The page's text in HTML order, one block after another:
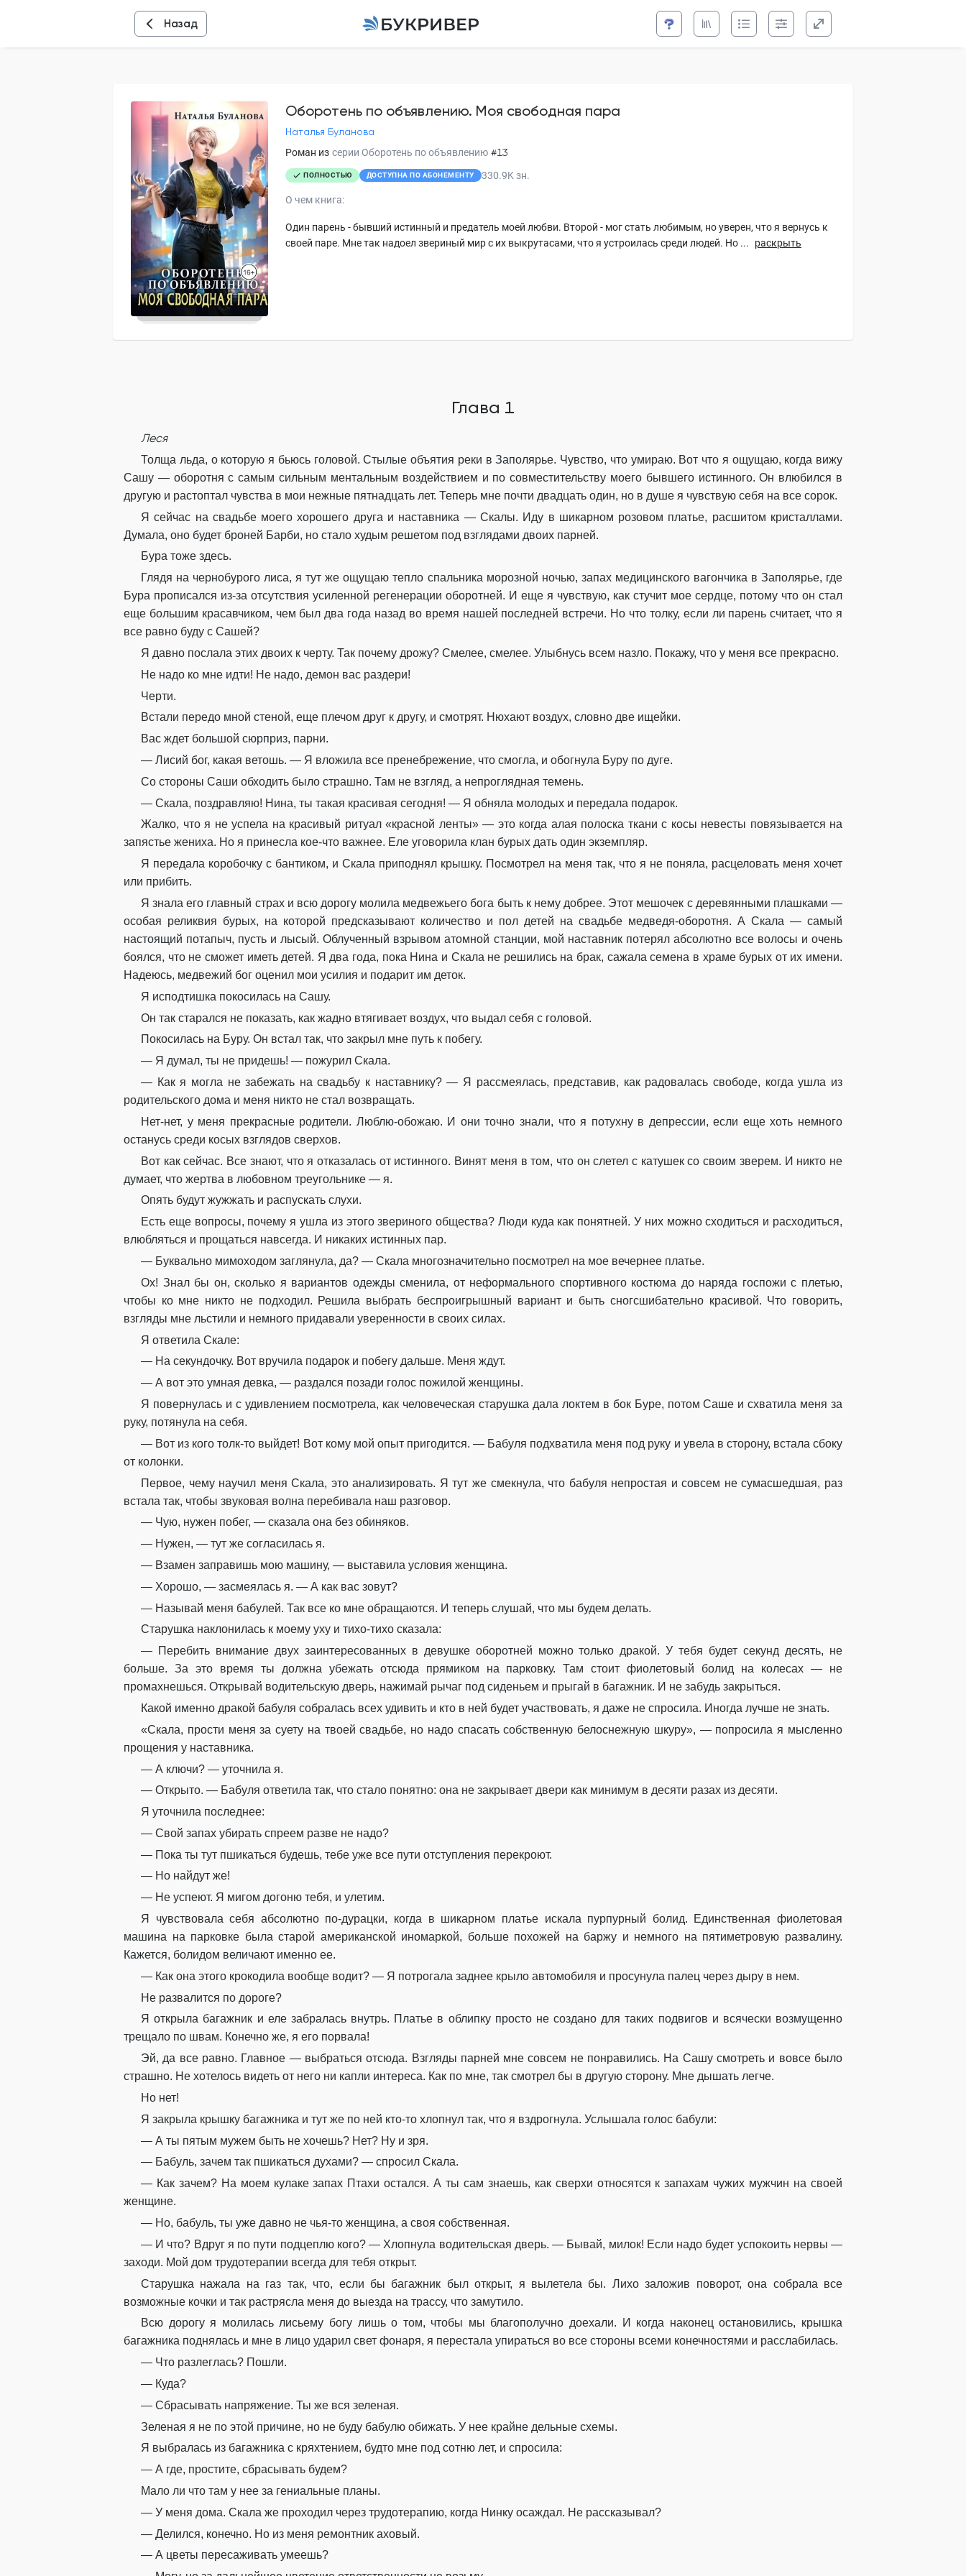
Назад
Глава 12
Глава 13
Глава 14
Глава 16
Эпилог
Оборотень по объявлению. Моя свободная пара
Наталья Буланова
Роман из серии Оборотень по объявлению #13
ПОЛНОСТЬЮ ДОСТУПНА ПО АБОНЕМЕНТУ 330.9K зн.
О чем книга:
Один парень - бывший истинный и предатель моей любви. Второй - мог стать любимым, но уверен, что я вернусь к
своей паре. Мне так надоел звериный мир с их выкрутасами, что я устроилась среди людей. Но ...
раскрыть
Глава 1
Леся
Толща льда, о которую я бьюсь головой. Стылые объятия реки в Заполярье. Чувство, что умираю. Вот что я ощущаю, когда вижу
Сашу — оборотня с самым сильным ментальным воздействием и по совместительству моего бывшего истинного. Он влюбился в
другую и растоптал чувства в мои нежные пятнадцать лет. Теперь мне почти двадцать один, но в душе я чувствую себя на все сорок.
Я сейчас на свадьбе моего хорошего друга и наставника — Скалы. Иду в шикарном розовом платье, расшитом кристаллами.
Думала, оно будет броней Барби, но стало худым решетом под взглядами двоих парней.
Бура тоже здесь.
Глядя на чернобурого лиса, я тут же ощущаю тепло спальника морозной ночью, запах медицинского вагончика в Заполярье, где
Бура прописался из-за отсутствия усиленной регенерации оборотней. И еще я чувствую, как стучит мое сердце, потому что он стал
еще большим красавчиком, чем был два года назад во время нашей последней встречи. Но что толку, если ли парень считает, что я
все равно буду с Сашей?
Я давно послала этих двоих к черту. Так почему дрожу? Смелее, смелее. Улыбнусь всем назло. Покажу, что у меня все прекрасно.
Не надо ко мне идти! Не надо, демон вас раздери!
Черти.
Встали передо мной стеной, еще плечом друг к другу, и смотрят. Нюхают воздух, словно две ищейки.
Вас ждет большой сюрприз, парни.
— Лисий бог, какая ветошь. — Я вложила все пренебрежение, что смогла, и обогнула Буру по дуге.
Со стороны Саши обходить было страшно. Там не взгляд, а непроглядная темень.
— Скала, поздравляю! Нина, ты такая красивая сегодня! — Я обняла молодых и передала подарок.
Жалко, что я не успела на красивый ритуал «красной ленты» — это когда алая полоска ткани с косы невесты повязывается на
запястье жениха. Но я принесла кое-что важнее. Еле уговорила клан бурых дать один экземпляр.
Я передала коробочку с бантиком, и Скала приподнял крышку. Посмотрел на меня так, что я не поняла, расцеловать меня хочет
или прибить.
Я знала его главный страх и всю дорогу молила медвежьего бога быть к нему добрее. Этот мешочек с деревянными плашками —
особая реликвия бурых, на которой предсказывают количество и пол детей на свадьбе медведя-оборотня. А Скала — самый
настоящий потапыч, пусть и лысый. Облученный взрывом атомной станции, мой наставник потерял абсолютно все волосы и очень
боялся, что не сможет иметь детей. Я два года, пока Нина и Скала не решились на брак, сажала семена в храме бурых от их имени.
Надеюсь, медвежий бог оценил мои усилия и подарит им деток.
Я исподтишка покосилась на Сашу.
Он так старался не показать, как жадно втягивает воздух, что выдал себя с головой.
Покосилась на Буру. Он встал так, что закрыл мне путь к побегу.
— Я думал, ты не придешь! — пожурил Скала.
— Как я могла не забежать на свадьбу к наставнику? — Я рассмеялась, представив, как радовалась свободе, когда ушла из
родительского дома и меня никто не стал возвращать.
Нет-нет, у меня прекрасные родители. Люблю-обожаю. И они точно знали, что я потухну в депрессии, если еще хоть немного
останусь среди косых взглядов сверхов.
Вот как сейчас. Все знают, что я отказалась от истинного. Винят меня в том, что он слетел с катушек со своим зверем. И никто не
думает, что жертва в любовном треугольнике — я.
Опять будут жужжать и распускать слухи.
Есть еще вопросы, почему я ушла из этого звериного общества? Люди куда как понятней. У них можно сходиться и расходиться,
влюбляться и прощаться навсегда. И никаких истинных пар.
— Буквально мимоходом заглянула, да? — Скала многозначительно посмотрел на мое вечернее платье.
Ох! Знал бы он, сколько я вариантов одежды сменила, от неформального спортивного костюма до наряда госпожи с плетью,
чтобы ко мне никто не подходил. Решила выбрать беспроигрышный вариант и быть сногсшибательно красивой. Что говорить,
взгляды мне льстили и немного придавали уверенности в своих силах.
Я ответила Скале:
— На секундочку. Вот вручила подарок и побегу дальше. Меня ждут.
— А вот это умная девка, — раздался позади голос пожилой женщины.
Я повернулась и с удивлением посмотрела, как человеческая старушка дала локтем в бок Буре, потом Саше и схватила меня за
руку, потянула на себя.
— Вот из кого толк-то выйдет! Вот кому мой опыт пригодится. — Бабуля подхватила меня под руку и увела в сторону, встала сбоку
от колонки.
Первое, чему научил меня Скала, это анализировать. Я тут же смекнула, что бабуля непростая и совсем не сумасшедшая, раз
встала так, чтобы звуковая волна перебивала наш разговор.
— Чую, нужен побег, — сказала она без обиняков.
— Нужен, — тут же согласилась я.
— Взамен заправишь мою машину, — выставила условия женщина.
— Хорошо, — засмеялась я. — А как вас зовут?
— Называй меня бабулей. Так все ко мне обращаются. И теперь слушай, что мы будем делать.
Старушка наклонилась к моему уху и тихо-тихо сказала:
— Перебить внимание двух заинтересованных в девушке оборотней можно только дракой. У тебя будет секунд десять, не
больше. За это время ты должна убежать отсюда прямиком на парковку. Там стоит фиолетовый болид на колесах — не
промахнешься. Открывай водительскую дверь, нажимай рычаг под сиденьем и прыгай в багажник. И не забудь закрыться.
Какой именно дракой бабуля собралась всех удивить и кто в ней будет участвовать, я даже не спросила. Иногда лучше не знать.
«Скала, прости меня за суету на твоей свадьбе, но надо спасать собственную белоснежную шкуру», — попросила я мысленно
прощения у наставника.
— А ключи? — уточнила я.
— Открыто. — Бабуля ответила так, что стало понятно: она не закрывает двери как минимум в десяти разах из десяти.
Я уточнила последнее:
— Свой запах убирать спреем разве не надо?
— Пока ты тут пшикаться будешь, тебе уже все пути отступления перекроют.
— Но найдут же!
— Не успеют. Я мигом догоню тебя, и улетим.
Я чувствовала себя абсолютно по-дурацки, когда в шикарном платье искала пурпурный болид. Единственная фиолетовая
машина на парковке была старой американской иномаркой, больше похожей на баржу и немного на пятиметровую развалину.
Кажется, болидом величают именно ее.
— Как она этого крокодила вообще водит? — Я потрогала заднее крыло автомобиля и просунула палец через дыру в нем.
Не развалится по дороге?
Я открыла багажник и еле забралась внутрь. Платье в облипку просто не создано для таких подвигов и всячески возмущенно
трещало по швам. Конечно же, я его порвала!
Эй, да все равно. Главное — выбраться отсюда. Взгляды парней мне совсем не понравились. На Сашу смотреть и вовсе было
страшно. Не хотелось видеть от него ни капли интереса. Как по мне, так смотрел бы в другую сторону. Мне дышать легче.
Но нет!
Я закрыла крышку багажника и тут же по ней кто-то хлопнул так, что я вздрогнула. Услышала голос бабули:
— А ты пятым мужем быть не хочешь? Нет? Ну и зря.
— Бабуль, зачем так пшикаться духами? — спросил Скала.
— Как зачем? На моем кулаке запах Птахи остался. А ты сам знаешь, как сверхи относятся к запахам чужих мужчин на своей
женщине.
— Но, бабуль, ты уже давно не чья-то женщина, а своя собственная.
— И что? Вдруг я по пути подцеплю кого? — Хлопнула водительская дверь. — Бывай, милок! Если надо будет успокоить нервы —
заходи. Мой дом трудотерапии всегда для тебя открыт.
Старушка нажала на газ так, что, если бы багажник был открыт, я вылетела бы. Лихо заложив поворот, она собрала все
возможные кочки и так растрясла меня до выезда на трассу, что замутило.
Всю дорогу я молилась лисьему богу лишь о том, чтобы мы благополучно доехали. И когда наконец остановились, крышка
багажника поднялась и мне в лицо ударил свет фонаря, я перестала упираться во все стороны всеми конечностями и расслабилась.
— Что разлеглась? Пошли.
— Куда?
— Сбрасывать напряжение. Ты же вся зеленая.
Зеленая я не по этой причине, но не буду бабулю обижать. У нее крайне дельные схемы.
Я выбралась из багажника с кряхтением, будто мне под сотню лет, и спросила:
— А где, простите, сбрасывать будем?
Мало ли что там у нее за гениальные планы.
— У меня дома. Скала же проходил через трудотерапию, когда Нинку осаждал. Не рассказывал?
— Делился, конечно. Но из меня ремонтник аховый.
— А цветы пересаживать умеешь?